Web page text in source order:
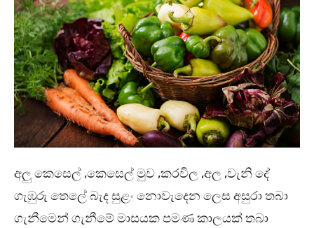
අලු කෙසෙල් ,කෙසෙල් මුව ,කරවිල ,අල ,වැනි දේ
ගැඹුරු තෙලේ බැද සුළං නොවැදෙන ලෙස අසුරා තබා
ගැනීමෙන් ගැනීමේ මාසයක පමණ කාලයක් තබා